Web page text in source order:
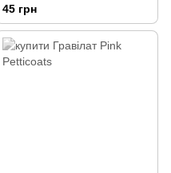
45 грн